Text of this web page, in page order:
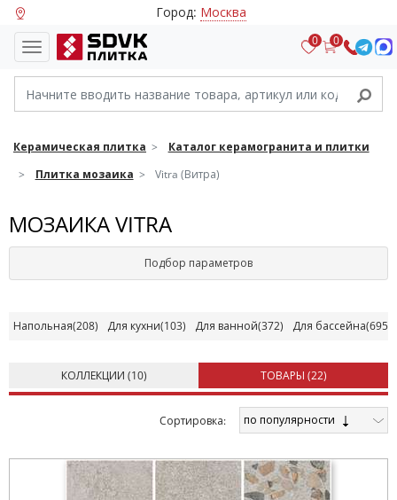
Город: Москва
0 0
Керамическая плитка
Каталог керамогранита и плитки
Плитка мозаика
Vitra (Витра)
МОЗАИКА VITRA
Подбор параметров
Напольная(208) Для кухни(103) Для ванной(372) Для бассейна(695)
КОЛЛЕКЦИИ (10) ТОВАРЫ (22)
Cортировка: по популярности